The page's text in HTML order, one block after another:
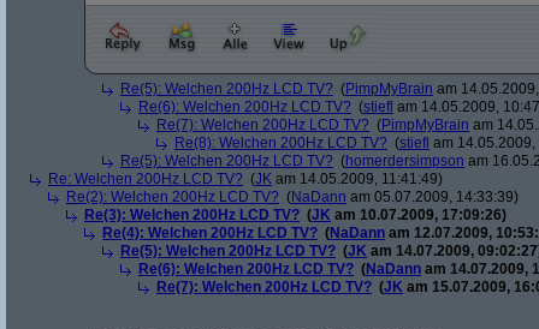
Re(5): Welchen 200Hz LCD TV? (PimpMyBrain am
Re(6): Welchen 200Hz LCD TV? (stiefl am 14.05.2009,
Re(7): Welchen 200Hz LCD TV? (PimpMyBrain am
Re(8): Welchen 200Hz LCD TV? (stiefl am 14.05.2009,
Re(5): Welchen 200Hz LCD TV? (homerdersimpson am
Re: Welchen 200Hz LCD TV? (JK am 14.05.2009, 11:41:49)
Re(2): Welchen 200Hz LCD TV? (NaDann am 05.07.2009, 14:33:39)
Re(3): Welchen 200Hz LCD TV? (JK am 10.07.2009, 17:09:26)
Re(4): Welchen 200Hz LCD TV? (NaDann am 12.07.2009,
Re(5): Welchen 200Hz LCD TV? (JK am 14.07.2009,
Re(6): Welchen 200Hz LCD TV? (NaDann am 14.07.2009,
Re(7): Welchen 200Hz LCD TV? (JK am 15.07.2009,